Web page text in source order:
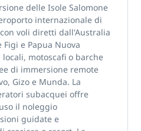
delle Isole Salomone
internazionale di
voli diretti dall'Australia
e Papua Nuova
motoscafi o barche
di immersione remote
Gizo e Munda. La
subacquei offre
il noleggio
guidate e